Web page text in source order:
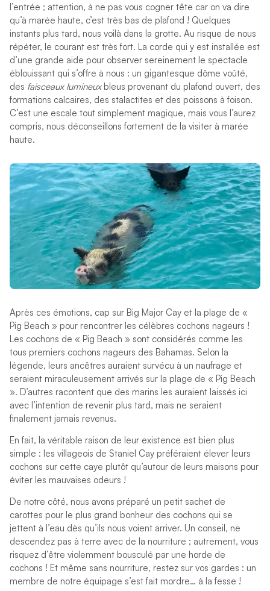
l’entrée ; attention, à ne pas vous cogner tête car on va dire
qu’à marée haute, c’est très bas de plafond ! Quelques
instants plus tard, nous voilà dans la grotte. Au risque de nous
répéter, le courant est très fort. La corde qui y est installée est
d’une grande aide pour observer sereinement le spectacle
éblouissant qui s’offre à nous : un gigantesque dôme voûté,
des faisceaux lumineuxbleus provenant du plafond ouvert, des
formations calcaires, des stalactites et des poissons à foison.
C’est une escale tout simplement magique, mais vous l’aurez
compris, nous déconseillons fortement de la visiter à marée
haute.
Après ces émotions, cap sur Big Major Cay et la plage de «
Pig Beach » pour rencontrer les célèbres cochons nageurs !
Les cochons de « Pig Beach » sont considérés comme les
tous premiers cochons nageurs des Bahamas. Selon la
légende, leurs ancêtres auraient survécu à un naufrage et
seraient miraculeusement arrivés sur la plage de « Pig Beach
». D’autres racontent que des marins les auraient laissés ici
avec l’intention de revenir plus tard, mais ne seraient
finalement jamais revenus.
En fait, la véritable raison de leur existence est bien plus
simple : les villageois de Staniel Cay préféraient élever leurs
cochons sur cette caye plutôt qu’autour de leurs maisons pour
éviter les mauvaises odeurs !
De notre côté, nous avons préparé un petit sachet de
carottes pour le plus grand bonheur des cochons qui se
jettent à l’eau dès qu’ils nous voient arriver. Un conseil, ne
descendez pas à terre avec de la nourriture ; autrement, vous
risquez d’être violemment bousculé par une horde de
cochons ! Et même sans nourriture, restez sur vos gardes : un
membre de notre équipage s’est fait mordre… à la fesse !